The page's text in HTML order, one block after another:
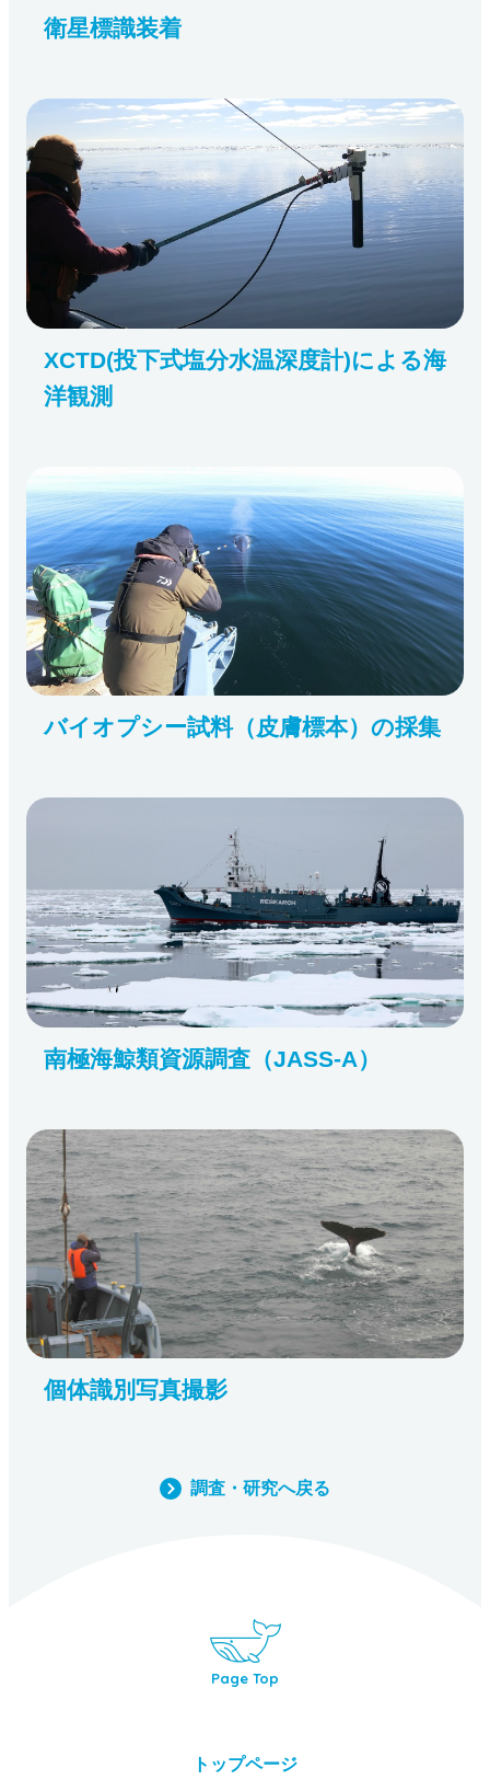
衛星標識装着
XCTD(投下式塩分水温深度計)による海
洋観測
バイオプシー試料（皮膚標本）の採集
南極海鯨類資源調査（JASS-A）
個体識別写真撮影
調査・研究へ戻る
Page Top
トップページ